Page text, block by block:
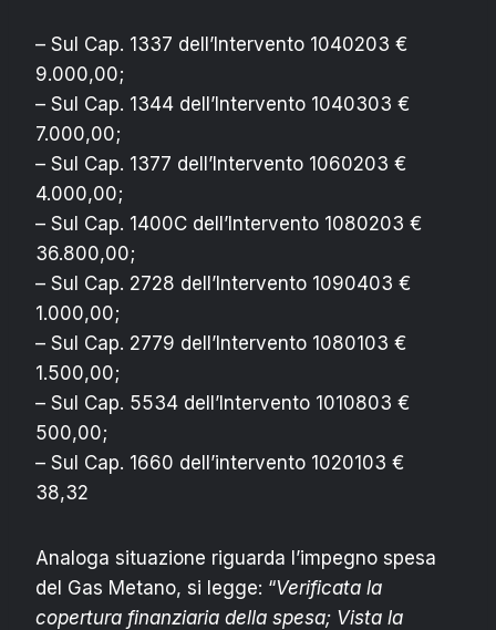
– Sul Cap. 1337 dell’Intervento 1040203 €
9.000,00;
– Sul Cap. 1344 dell’Intervento 1040303 €
7.000,00;
– Sul Cap. 1377 dell’Intervento 1060203 €
4.000,00;
– Sul Cap. 1400C dell’Intervento 1080203 €
36.800,00;
– Sul Cap. 2728 dell’Intervento 1090403 €
1.000,00;
– Sul Cap. 2779 dell’Intervento 1080103 €
1.500,00;
– Sul Cap. 5534 dell’Intervento 1010803 €
500,00;
– Sul Cap. 1660 dell’intervento 1020103 €
38,32
Analoga situazione riguarda l’impegno spesa
del Gas Metano, si legge: “Verificata la
copertura finanziaria della spesa; Vista la